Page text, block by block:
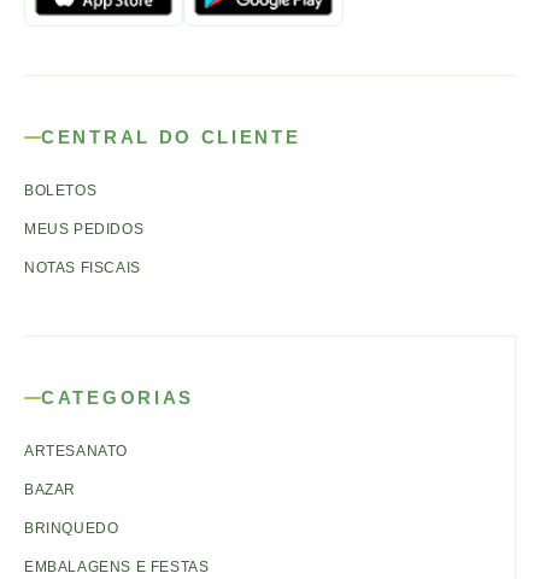
CENTRAL DO CLIENTE
BOLETOS
MEUS PEDIDOS
NOTAS FISCAIS
CATEGORIAS
ARTESANATO
BAZAR
BRINQUEDO
EMBALAGENS E FESTAS